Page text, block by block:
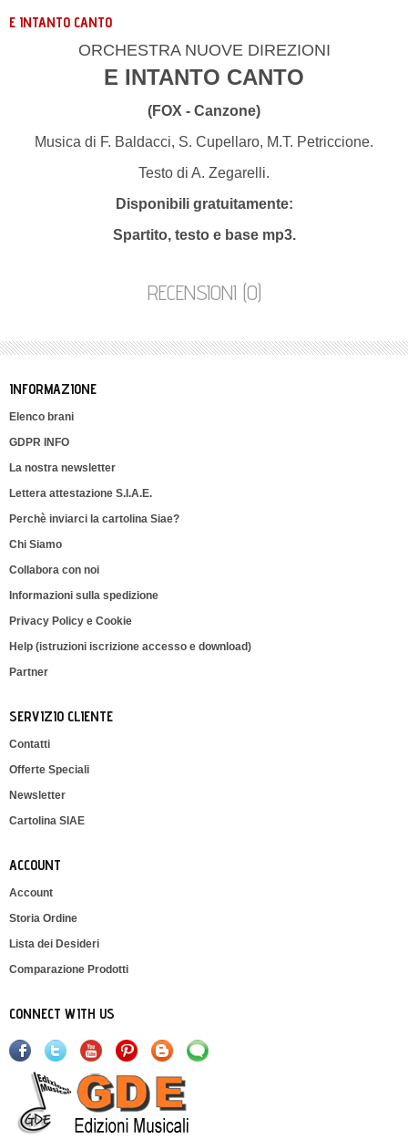
E INTANTO CANTO
ORCHESTRA NUOVE DIREZIONI
E INTANTO CANTO
(FOX - Canzone)
Musica di F. Baldacci, S. Cupellaro, M.T. Petriccione.
Testo di A. Zegarelli.
Disponibili gratuitamente:
Spartito, testo e base mp3.
RECENSIONI (0)
INFORMAZIONE
Elenco brani
GDPR INFO
La nostra newsletter
Lettera attestazione S.I.A.E.
Perchè inviarci la cartolina Siae?
Chi Siamo
Collabora con noi
Informazioni sulla spedizione
Privacy Policy e Cookie
Help (istruzioni iscrizione accesso e download)
Partner
SERVIZIO CLIENTE
Contatti
Offerte Speciali
Newsletter
Cartolina SIAE
ACCOUNT
Account
Storia Ordine
Lista dei Desideri
Comparazione Prodotti
CONNECT WITH US